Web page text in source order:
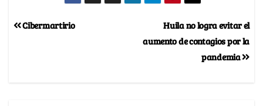
Huila no logra evitar el
aumento de contagios por la
pandemia
Cibermartirio